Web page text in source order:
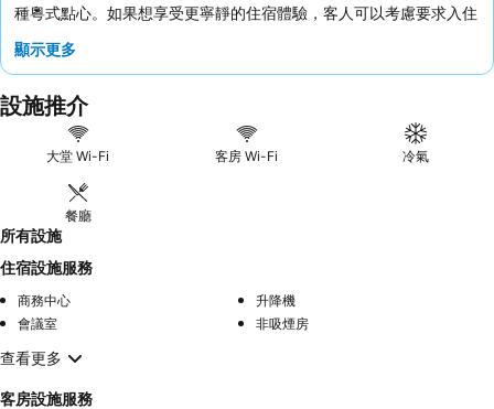
種粵式點心。如果想享受更寧靜的住宿體驗，客人可以考慮要求入住
顯示更多
設施推介
大堂 Wi-Fi 客房 Wi-Fi 冷氣
餐廳
所有設施
住宿設施服務
商務中心
升降機
會議室
非吸煙房
查看更多
客房設施服務